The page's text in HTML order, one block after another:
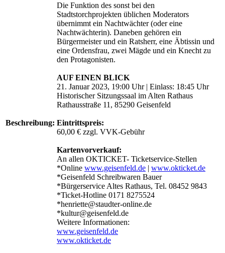
Beschreibung:
Die Funktion des sonst bei den
Stadtstorchprojekten üblichen Moderators
übernimmt ein Nachtwächter (oder eine
Nachtwächterin). Daneben gehören ein
Bürgermeister und ein Ratsherr, eine Äbtissin und
eine Ordensfrau, zwei Mägde und ein Knecht zu
den Protagonisten.
AUF EINEN BLICK
21. Januar 2023, 19:00 Uhr | Einlass: 18:45 Uhr
Historischer Sitzungssaal im Alten Rathaus
Rathausstraße 11, 85290 Geisenfeld
Eintrittspreis:
60,00 € zzgl. VVK-Gebühr
Kartenvorverkauf:
An allen OKTICKET- Ticketservice-Stellen
*Online www.geisenfeld.de | www.okticket.de
*Geisenfeld Schreibwaren Bauer
*Bürgerservice Altes Rathaus, Tel. 08452 9843
*Ticket-Hotline 0171 8275524
*henriette@staudter-online.de
*kultur@geisenfeld.de
Weitere Informationen:
www.geisenfeld.de
www.okticket.de